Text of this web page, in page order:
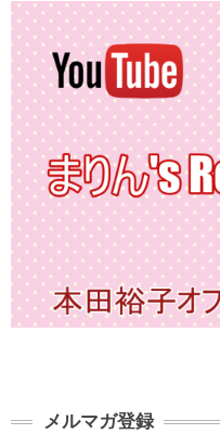
メルマガ登録